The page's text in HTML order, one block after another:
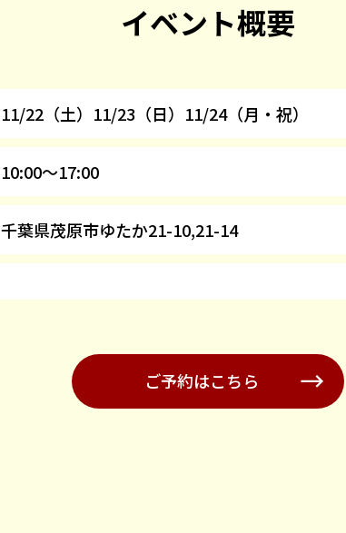
イベント概要
11/22（土）11/23（日）11/24（月・祝）
10:00～17:00
千葉県茂原市ゆたか21-10,21-14
ご予約はこちら